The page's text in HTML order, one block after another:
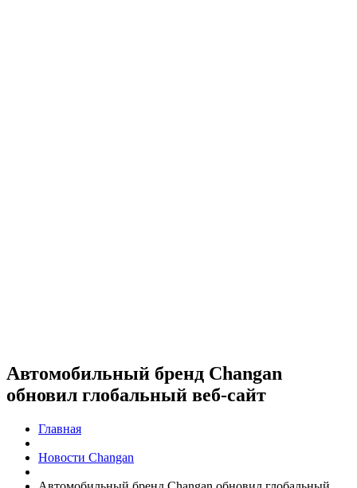
Автомобильный бренд Changan
обновил глобальный веб-сайт
Главная
Новости Changan